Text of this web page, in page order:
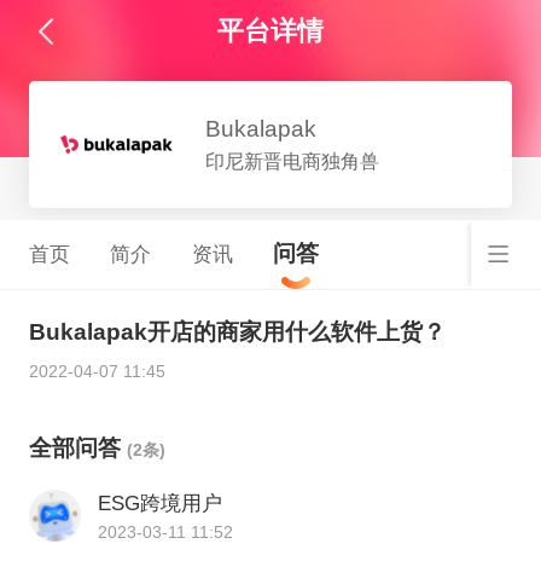
平台详情
Bukalapak
印尼新晋电商独角兽
首页 简介 资讯 问答
Bukalapak开店的商家用什么软件上货？
2022-04-07 11:45
全部问答 (2条)
ESG跨境用户
2023-03-11 11:52